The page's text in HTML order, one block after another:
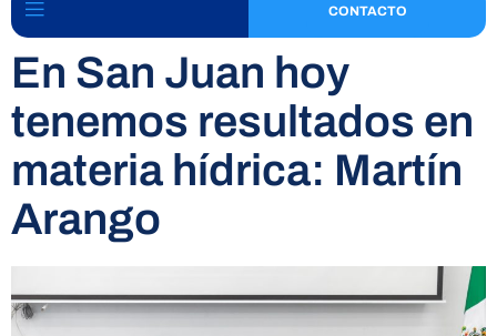
CONTACTO
En San Juan hoy
tenemos resultados en
materia hídrica: Martín
Arango